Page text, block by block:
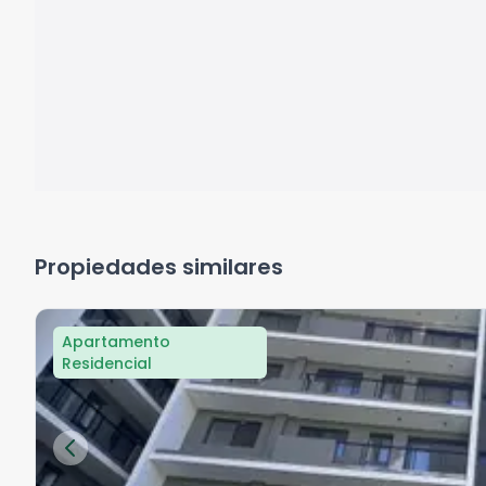
Propiedades similares
Apartamento
Residencial